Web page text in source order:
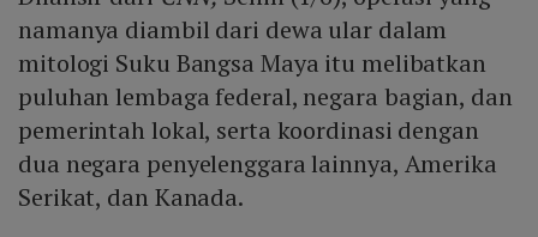
namanya diambil dari dewa ular dalam
mitologi Suku Bangsa Maya itu melibatkan
puluhan lembaga federal, negara bagian, dan
pemerintah lokal, serta koordinasi dengan
dua negara penyelenggara lainnya, Amerika
Serikat, dan Kanada.